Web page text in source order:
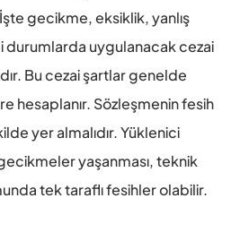
gecikme, eksiklik, yanlış
durumlarda uygulanacak cezai
Bu cezai şartlar genelde
hesaplanır. Sözleşmenin fesih
yer almalıdır. Yüklenici
gecikmeler yaşanması, teknik
tek taraflı fesihler olabilir.